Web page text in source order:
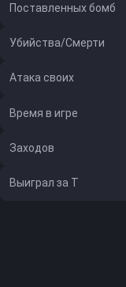
Поставленных бомб
Убийства/Смерти
Атака своих
Время в игре
Заходов
Выиграл за Т